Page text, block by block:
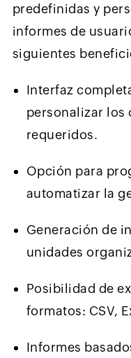
predefinidas y
informes de
siguientes
Interfaz
personalizar los
requeridos.
Opción para
automatizar la
Generación de
unidades
Posibilidad de
formatos: CSV,
Informes